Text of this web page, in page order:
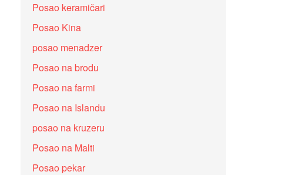
Posao keramičari
Posao Kina
posao menadzer
Posao na brodu
Posao na farmi
Posao na Islandu
posao na kruzeru
Posao na Malti
Posao pekar